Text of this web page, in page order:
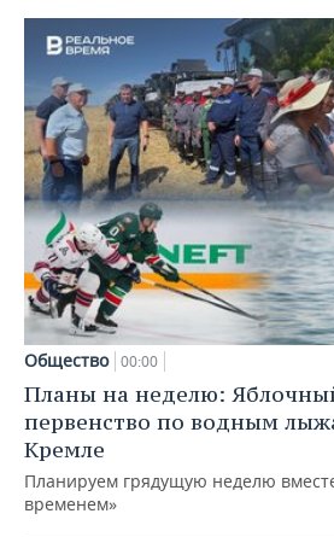
Общество 00:00
Планы на неделю:
первенство по водным
Кремле
Планируем грядущую неделю
временем»